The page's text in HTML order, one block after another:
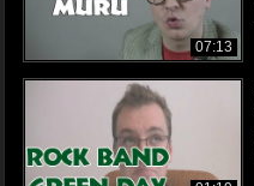
07:13